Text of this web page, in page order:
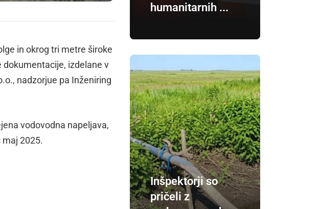
in okrog tri metre široke
dokumentacije, izdelane v
nadzorjue pa Inženiring
vodovodna napeljava,
maj 2025.
humanitarnih ...
Inšpektorji so
pričeli z